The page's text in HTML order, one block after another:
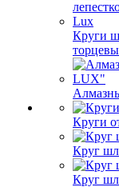
Круги
Круги
Круг
Круг